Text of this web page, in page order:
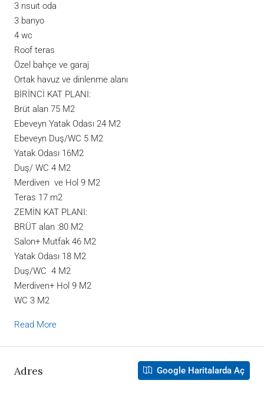
3 nsuıt oda
3 banyo
4 wc
Roof teras
Özel bahçe ve garaj
Ortak havuz ve dinlenme alanı
BİRİNCİ KAT PLANI:
Brüt alan 75 M2
Ebeveyn Yatak Odası 24 M2
Ebeveyn Duş/WC 5 M2
Yatak Odası 16M2
Duş/ WC 4 M2
Merdiven ve Hol 9 M2
Teras 17 m2
ZEMİN KAT PLANI:
BRÜT alan :80 M2
Salon+ Mutfak 46 M2
Yatak Odası 18 M2
Duş/WC 4 M2
Merdiven+ Hol 9 M2
WC 3 M2
Read More
Adres Google Haritalarda Aç